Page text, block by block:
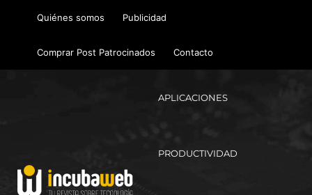
Quiénes somos Publicidad
Comprar Post Patrocinados Contacto
APLICACIONES
PRODUCTIVIDAD